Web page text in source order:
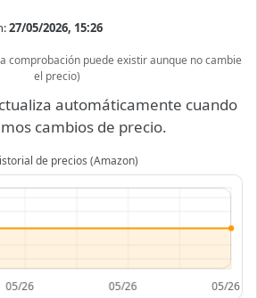
27/05/2026, 15:26
comprobación puede existir aunque no cambie
el precio)
automáticamente cuando
cambios de precio.
de precios (Amazon)